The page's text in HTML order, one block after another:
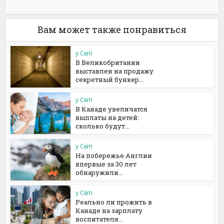
Вам может также понравиться
у Світі
В Великобритании
выставлен на продажу
секретный бункер...
у Світі
В Канаде увеличатся
выплаты на детей:
сколько будут...
у Світі
На побережье Англии
впервые за 30 лет
обнаружили...
у Світі
Реально ли прожить в
Канаде на зарплату
воспитателя...